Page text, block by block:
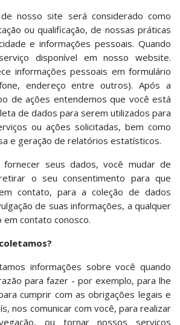
nosso site será considerado como
ou qualificação, de nossas práticas
e informações pessoais. Quando
disponível em nosso website.
informações pessoais em formulário
endereço entre outros). Após a
de ações entendemos que você está
de dados para serem utilizados para
ou ações solicitadas, bem como
e geração de relatórios estatísticos.
seus dados, você mudar de
o seu consentimento para que
contato, para a coleção de dados
de suas informações, a qualquer
contato conosco.
informações sobre você quando
para fazer - por exemplo, para lhe
cumprir com as obrigações legais e
nos comunicar com você, para realizar
ou tornar nossos serviços